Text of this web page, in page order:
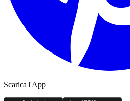
Scarica l'App